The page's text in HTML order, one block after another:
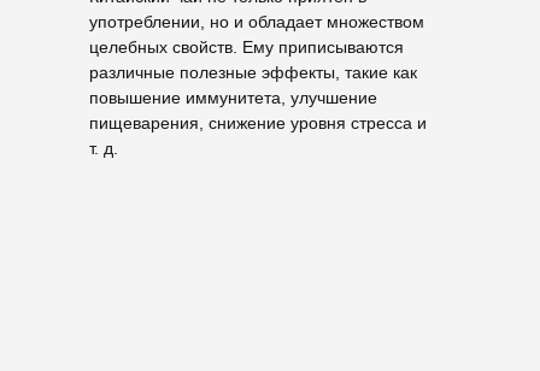
употреблении, но и обладает множеством
целебных свойств. Ему приписываются
различные полезные эффекты, такие как
повышение иммунитета, улучшение
пищеварения, снижение уровня стресса и
т. д.